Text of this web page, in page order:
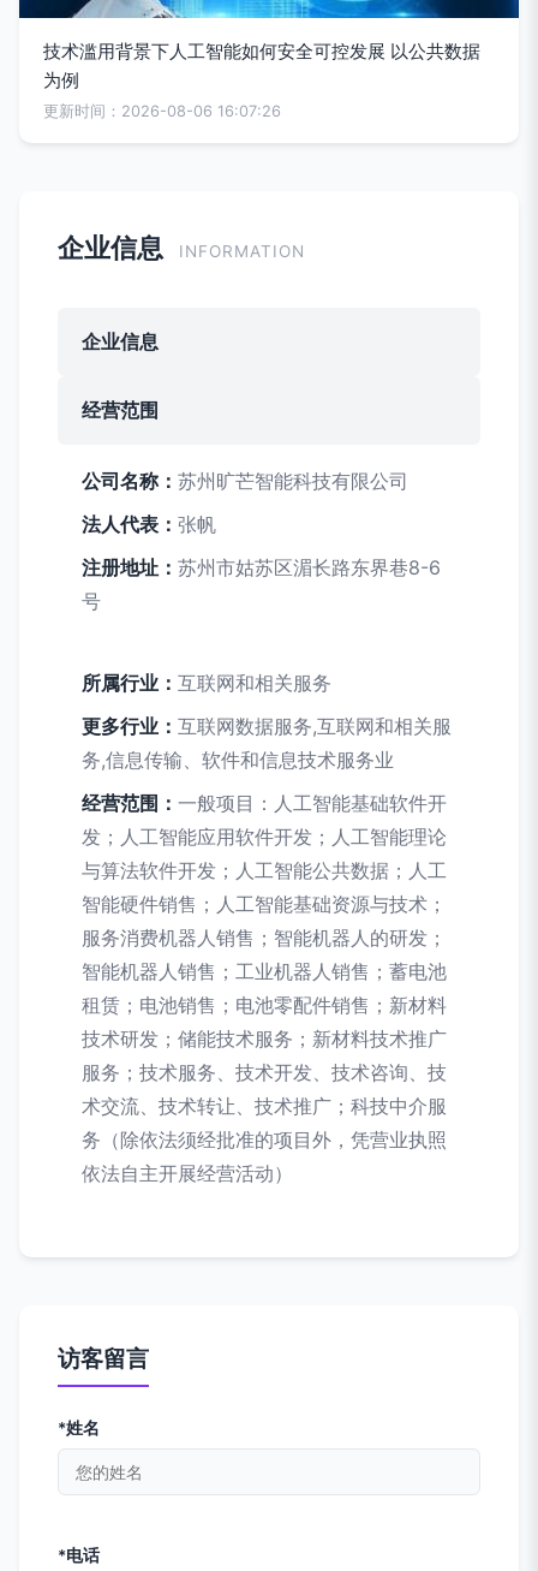
技术滥用背景下人工智能如何安全可控发展 以公共数据
为例
更新时间：2026-08-06 16:07:26
企业信息 INFORMATION
企业信息
经营范围
公司名称： 苏州旷芒智能科技有限公司
法人代表： 张帆
注册地址： 苏州市姑苏区湄长路东界巷8-6
号
所属行业： 互联网和相关服务
更多行业： 互联网数据服务,互联网和相关服
务,信息传输、软件和信息技术服务业
经营范围： 一般项目：人工智能基础软件开
发；人工智能应用软件开发；人工智能理论
与算法软件开发；人工智能公共数据；人工
智能硬件销售；人工智能基础资源与技术；
服务消费机器人销售；智能机器人的研发；
智能机器人销售；工业机器人销售；蓄电池
租赁；电池销售；电池零配件销售；新材料
技术研发；储能技术服务；新材料技术推广
服务；技术服务、技术开发、技术咨询、技
术交流、技术转让、技术推广；科技中介服
务（除依法须经批准的项目外，凭营业执照
依法自主开展经营活动）
访客留言
*姓名
*电话